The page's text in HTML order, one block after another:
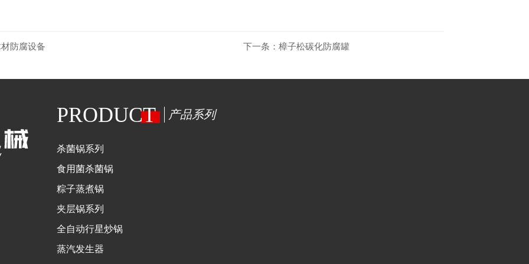
防腐设备 下一条： 樟子松碳化防腐罐
PRODUCT 产品系列
杀菌锅系列
食用菌杀菌锅
粽子蒸煮锅
夹层锅系列
全自动行星炒锅
蒸汽发生器